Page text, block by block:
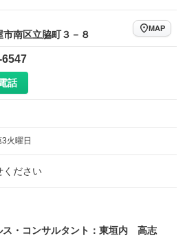
ルーフレール
：装備なし
南区立脇町３－８
MAP
話
火曜日
ください
ス・コンサルタント：東垣内 高志